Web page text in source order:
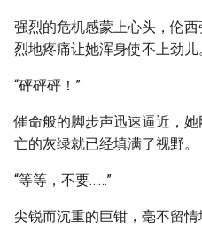
强烈的危机感蒙上心头，伦
烈地疼痛让她浑身使不上劲儿
“砰砰砰！”
催命般的脚步声迅速逼近，
亡的灰绿就已经填满了视野。
“等等，不要……”
尖锐而沉重的巨钳，毫不留情